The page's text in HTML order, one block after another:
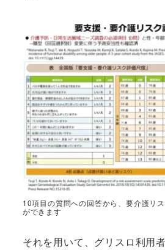
10項目の質問への回答から、要介護リ
ができます
それを用いて、グリスロ利用